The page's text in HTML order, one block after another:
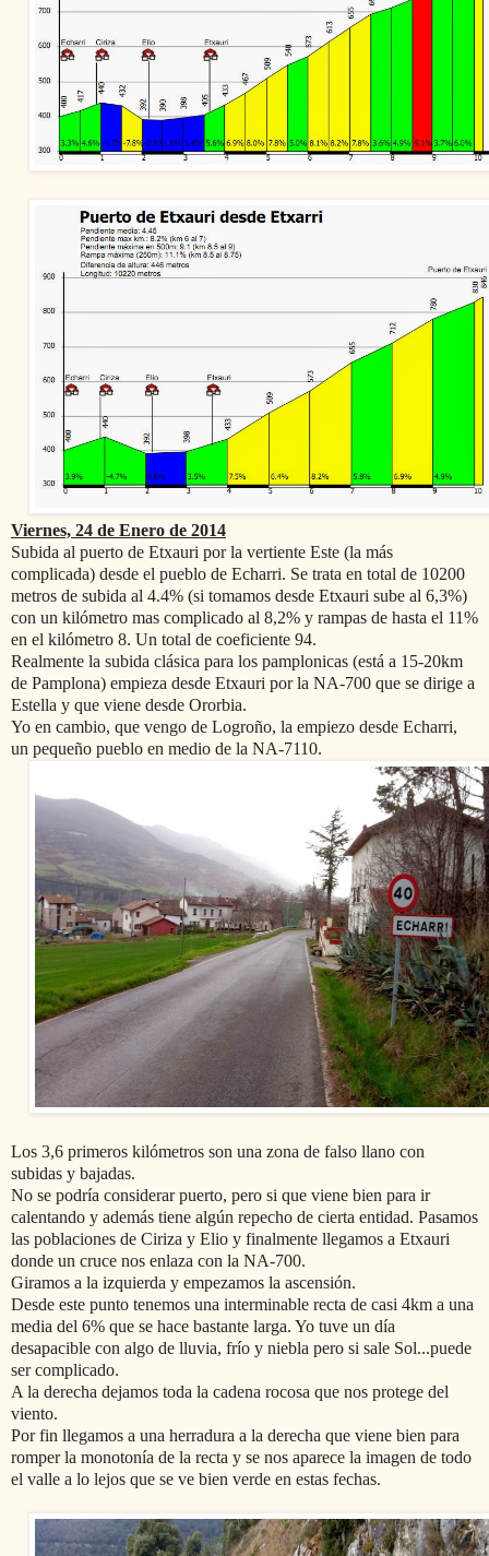
Viernes, 24 de Enero de 2014
Subida al puerto de Etxauri por la vertiente Este (la más
complicada) desde el pueblo de Echarri. Se trata en total de 10200
metros de subida al 4.4% (si tomamos desde Etxauri sube al 6,3%)
con un kilómetro mas complicado al 8,2% y rampas de hasta el 11%
en el kilómetro 8. Un total de coeficiente 94.
Realmente la subida clásica para los pamplonicas (está a 15-20km
de Pamplona) empieza desde Etxauri por la NA-700 que se dirige a
Estella y que viene desde Ororbia.
Yo en cambio, que vengo de Logroño, la empiezo desde Echarri,
un pequeño pueblo en medio de la NA-7110.
Los 3,6 primeros kilómetros son una zona de falso llano con
subidas y bajadas.
No se podría considerar puerto, pero si que viene bien para ir
calentando y además tiene algún repecho de cierta entidad. Pasamos
las poblaciones de Ciriza y Elio y finalmente llegamos a Etxauri
donde un cruce nos enlaza con la NA-700.
Giramos a la izquierda y empezamos la ascensión.
Desde este punto tenemos una interminable recta de casi 4km a una
media del 6% que se hace bastante larga. Yo tuve un día
desapacible con algo de lluvia, frío y niebla pero si sale Sol...puede
ser complicado.
A la derecha dejamos toda la cadena rocosa que nos protege del
viento.
Por fin llegamos a una herradura a la derecha que viene bien para
romper la monotonía de la recta y se nos aparece la imagen de todo
el valle a lo lejos que se ve bien verde en estas fechas.